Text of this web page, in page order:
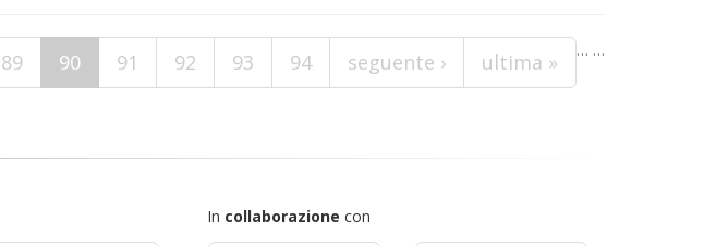
…
89 90 91 92 93 94 …
seguente › ultima »
In collaborazione con